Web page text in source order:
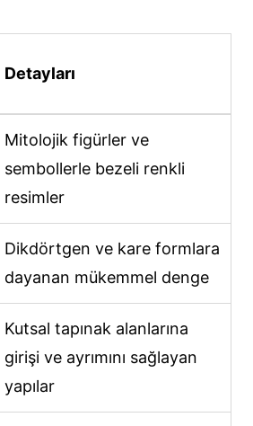
Detayları
Mitolojik figürler ve
sembollerle bezeli renkli
resimler
Dikdörtgen ve kare formlara
dayanan mükemmel denge
Kutsal tapınak alanlarına
girişi ve ayrımını sağlayan
yapılar